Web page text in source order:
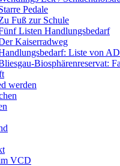
Pedale
Fuß zur Schule
Listen Handlungsbedarf
Kaiserradweg
Liste von
Biosphärenreservat:
werden
VCD